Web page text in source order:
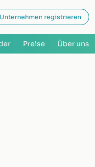
Unternehmen registrieren
Preise Über uns